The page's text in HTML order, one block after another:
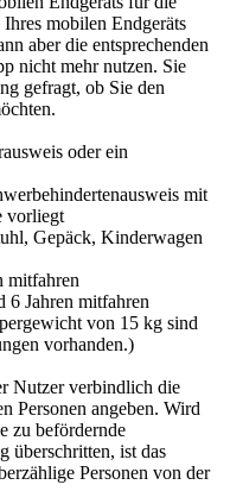
mobilen Endgeräts
aber die entsprechenden
nicht mehr nutzen. Sie
gefragt, ob Sie den
oder ein
mit
vorliegt
Gepäck, Kinderwagen
mitfahren
6 Jahren mitfahren
von 15 kg sind
vorhanden.)
Nutzer verbindlich die
Personen angeben. Wird
zu befördernde
überschritten, ist das
Personen von der